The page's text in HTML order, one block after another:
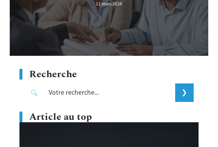
11 mars 2026
Recherche
Article au top